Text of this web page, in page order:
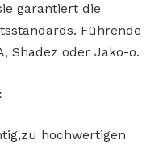
garantiert die
Führende
Shadez oder Jako-o.
hochwertigen